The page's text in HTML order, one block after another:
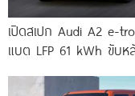
เปิดสเปก Audi A2 e-
แบต LFP 61 kWh ขับห